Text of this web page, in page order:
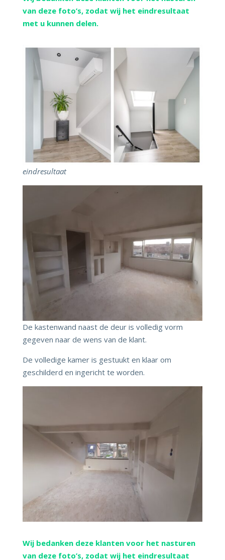
van deze foto’s, zodat wij het eindresultaat
met u kunnen delen.
eindresultaat
De kastenwand naast de deur is volledig vorm
gegeven naar de wens van de klant.
De volledige kamer is gestuukt en klaar om
geschilderd en ingericht te worden.
Wij bedanken deze klanten voor het nasturen
van deze foto’s, zodat wij het eindresultaat